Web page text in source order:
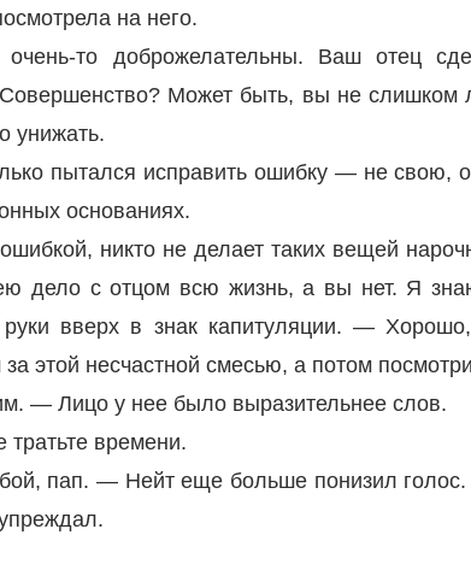
на него.
то доброжелательны. Ваш отец
Может быть, вы не слишком
унижать.
пытался исправить ошибку — не свою,
основаниях.
никто не делает таких вещей
дело с отцом всю жизнь, а вы нет. Я
вверх в знак капитуляции. —
этой несчастной смесью, а потом
— Лицо у нее было выразительнее слов.
времени.
пап. — Нейт еще больше понизил голос.